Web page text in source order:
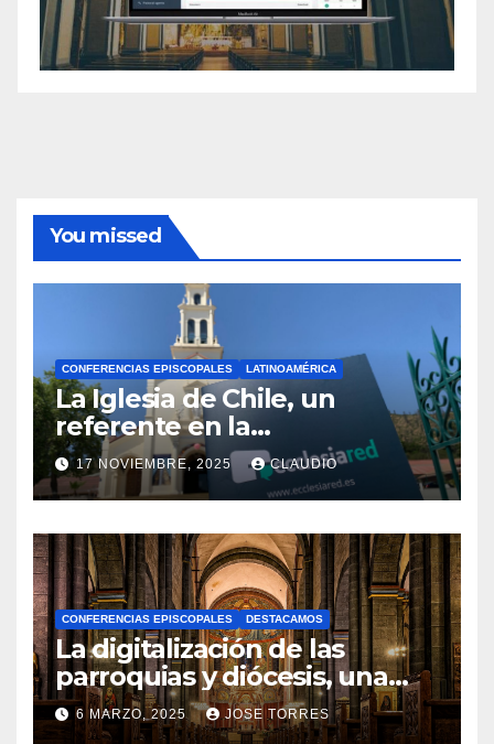
You missed
CONFERENCIAS EPISCOPALES LATINOAMÉRICA
La Iglesia de Chile, un
referente en la
transformación digital
gracias a Ecclesiared
17 NOVIEMBRE, 2025 CLAUDIO
N
O
H
A
Y
C
O
M
CONFERENCIAS EPISCOPALES DESTACAMOS
La digitalización de las
parroquias y diócesis, una
realidad ya para el futuro de
la Iglesia
6 MARZO, 2025 JOSE TORRES